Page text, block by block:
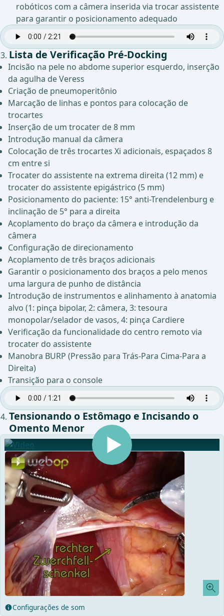
robóticos com a câmera inserida via trocar assistente
para garantir o posicionamento adequado
Lista de Verificação Pré-Docking
Incisão na pele no abdome superior esquerdo, inserção
da agulha de Veress
Criação de pneumoperitônio
Marcação de linhas e pontos para colocação de
trocartes
Inserção de um trocater de 8 mm
Introdução manual da câmera
Colocação de três trocartes Xi adicionais, espaçados 8
cm entre si
Trocater do assistente na extrema direita (12 mm) e
trocater do assistente epigástrico (5 mm)
Posicionamento do paciente: 15° anti-Trendelenburg e
inclinação de 5° para a direita
Acoplamento do braço da câmera e introdução da
câmera
Configuração de direcionamento
Acoplamento de três braços adicionais
Garantir o posicionamento dos braços a pelo menos
uma largura de punho de distância
Introdução de instrumentos e alinhamento à anatomia
alvo (1: pinça bipolar, 2: câmera, 3: tesoura
monopolar/selador de vasos, 4: pinça Cardiere
Verificação da funcionalidade do centro remoto via
trocater do assistente
Manobra BURP (Pressão para Trás-Para Cima-Para a
Direita)
Transição para o console
Tensionando o Estômago e Incisando o
Omento Menor
Configurações de som